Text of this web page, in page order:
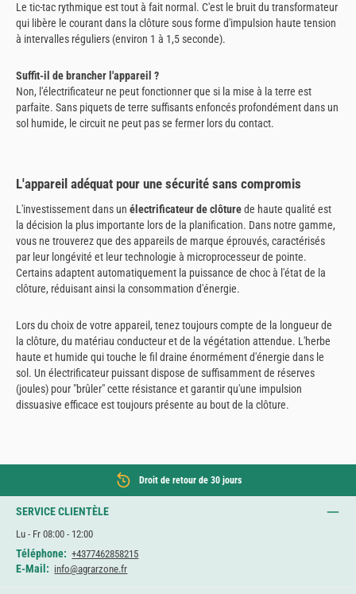
Le tic-tac rythmique est tout à fait normal. C'est le bruit du transformateur
qui libère le courant dans la clôture sous forme d'impulsion haute tension
à intervalles réguliers (environ 1 à 1,5 seconde).
Suffit-il de brancher l'appareil ?
Non, l'électrificateur ne peut fonctionner que si la mise à la terre est
parfaite. Sans piquets de terre suffisants enfoncés profondément dans un
sol humide, le circuit ne peut pas se fermer lors du contact.
L'appareil adéquat pour une sécurité sans compromis
L'investissement dans un électrificateur de clôturede haute qualité est
la décision la plus importante lors de la planification. Dans notre gamme,
vous ne trouverez que des appareils de marque éprouvés, caractérisés
par leur longévité et leur technologie à microprocesseur de pointe.
Certains adaptent automatiquement la puissance de choc à l'état de la
clôture, réduisant ainsi la consommation d'énergie.
Lors du choix de votre appareil, tenez toujours compte de la longueur de
la clôture, du matériau conducteur et de la végétation attendue. L'herbe
haute et humide qui touche le fil draine énormément d'énergie dans le
sol. Un électrificateur puissant dispose de suffisamment de réserves
(joules) pour "brûler" cette résistance et garantir qu'une impulsion
dissuasive efficace est toujours présente au bout de la clôture.
Droit de retour de 30 jours
SERVICE CLIENTÈLE
Lu - Fr 08:00 - 12:00
Téléphone: +4377462858215
E-Mail: info@agrarzone.fr